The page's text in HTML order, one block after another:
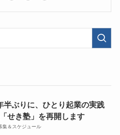
半ぶりに、ひとり起業の実践
せき塾」を再開します
集＆スケジュール